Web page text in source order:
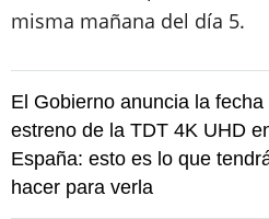
misma mañana del día 5.
El Gobierno anuncia la fecha
estreno de la TDT 4K UHD
España: esto es lo que
hacer para verla